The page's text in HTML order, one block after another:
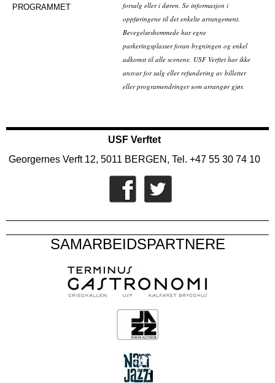
PROGRAMMET
forsalg eller i døren. Se informasjon i
oppføringene til det enkelte arrangement.
Bevegelseshemmede har egne
parkeringsplasser foran bygningen og enkel
adkomst til alle scenene. USF Verftet har ikke
ansvar for salg eller refundering av billetter
eller programendringer som arrangør gjør.
USF Verftet
Georgernes Verft 12, 5011 BERGEN, Tel. +47 55 30 74 10
SAMARBEIDSPARTNERE